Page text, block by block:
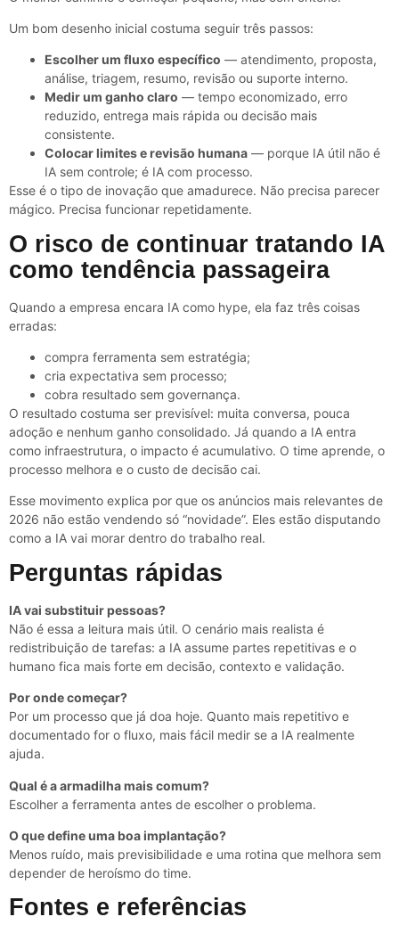
Um bom desenho inicial costuma seguir três passos:
Escolher um fluxo específico — atendimento, proposta,
análise, triagem, resumo, revisão ou suporte interno.
Medir um ganho claro — tempo economizado, erro
reduzido, entrega mais rápida ou decisão mais
consistente.
Colocar limites e revisão humana — porque IA útil não é
IA sem controle; é IA com processo.
Esse é o tipo de inovação que amadurece. Não precisa parecer
mágico. Precisa funcionar repetidamente.
O risco de continuar tratando IA
como tendência passageira
Quando a empresa encara IA como hype, ela faz três coisas
erradas:
compra ferramenta sem estratégia;
cria expectativa sem processo;
cobra resultado sem governança.
O resultado costuma ser previsível: muita conversa, pouca
adoção e nenhum ganho consolidado. Já quando a IA entra
como infraestrutura, o impacto é acumulativo. O time aprende, o
processo melhora e o custo de decisão cai.
Esse movimento explica por que os anúncios mais relevantes de
2026 não estão vendendo só “novidade”. Eles estão disputando
como a IA vai morar dentro do trabalho real.
Perguntas rápidas
IA vai substituir pessoas?
Não é essa a leitura mais útil. O cenário mais realista é
redistribuição de tarefas: a IA assume partes repetitivas e o
humano fica mais forte em decisão, contexto e validação.
Por onde começar?
Por um processo que já doa hoje. Quanto mais repetitivo e
documentado for o fluxo, mais fácil medir se a IA realmente
ajuda.
Qual é a armadilha mais comum?
Escolher a ferramenta antes de escolher o problema.
O que define uma boa implantação?
Menos ruído, mais previsibilidade e uma rotina que melhora sem
depender de heroísmo do time.
Fontes e referências